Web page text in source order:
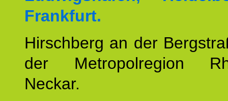
Frankfurt.
Hirschberg an der
der Metropolregion
Neckar.